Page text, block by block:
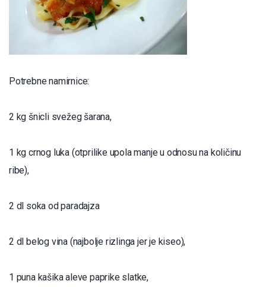
Potrebne namirnice:
2 kg šnicli svežeg šarana,
1 kg crnog luka (otprilike upola manje u odnosu na količinu
ribe),
2 dl soka od paradajza
2 dl belog vina (najbolje rizlinga jer je kiseo),
1 puna kašika aleve paprike slatke,